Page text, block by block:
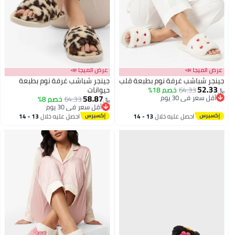
عرض الميجا 📣
جينجر شباشب غرفة نوم بطبعة قلب
﷼‏52.33
64.33خصم 18%
أقل سعر في 30 يوم
أقل سعر في 30 يوم
احصل عليه خلال 13 - 14
عرض الميجا 📣
جينجر شباشب غرفة نوم بطبعة
حيوانات
﷼‏58.87
64.33خصم 8%
أقل سعر في 30 يوم
أقل سعر في 30 يوماحصل عليه خلال 13 - 14